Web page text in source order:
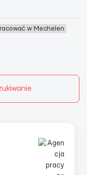
w Mechelen